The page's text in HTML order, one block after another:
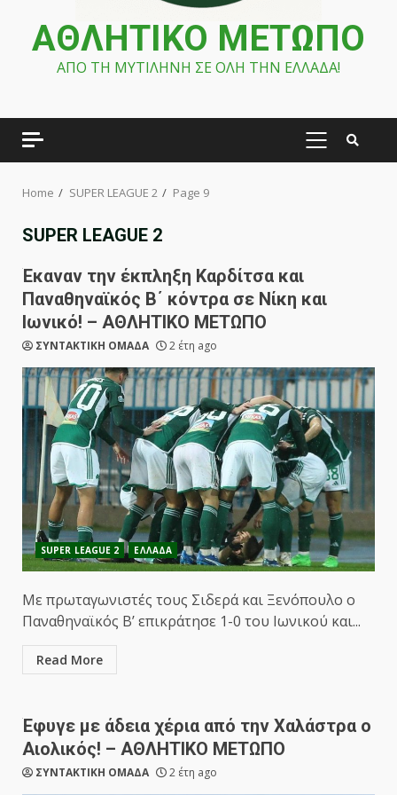
ΑΘΛΗΤΙΚΟ ΜΕΤΩΠΟ
ΑΠΟ ΤΗ ΜΥΤΙΛΗΝΗ ΣΕ ΟΛΗ ΤΗΝ ΕΛΛΑΔΑ!
PRIMARY
Home SUPER LEAGUE 2 Page 9
SUPER LEAGUE 2
Έκαναν την έκπληξη Καρδίτσα και
Παναθηναϊκός Β΄ κόντρα σε Νίκη και
Ιωνικό! – ΑΘΛΗΤΙΚΟ ΜΕΤΩΠΟ
ΣΥΝΤΑΚΤΙΚΗ ΟΜΑΔΑ 2 έτη ago
SUPER LEAGUE 2 ΕΛΛΑΔΑ
Με πρωταγωνιστές τους Σιδερά και Ξενόπουλο ο
Παναθηναϊκός Β’ επικράτησε 1-0 του Ιωνικού και...
Read More
Έφυγε με άδεια χέρια από την Χαλάστρα ο
Αιολικός! – ΑΘΛΗΤΙΚΟ ΜΕΤΩΠΟ
ΣΥΝΤΑΚΤΙΚΗ ΟΜΑΔΑ 2 έτη ago